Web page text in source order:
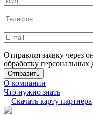
Отправляя заявку через
обработку персональных
О компании
Что нужно знать
Скачать карту партнера